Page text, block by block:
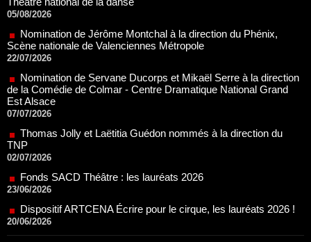
Nomination de Servane Ducorps et Mikaël Serre à la direction
Est Alsace
07/07/2026
TNP
02/07/2026
Fonds SACD Théâtre : les lauréats 2026
Dispositif ARTCENA Écrire pour le cirque, les lauréats 2026 !
20/06/2026
Le palmarès des prix SACD 2026
18/06/2026
Les 10 lauréats du Fonds Grandes Formes Théâtre 2026
SACD
13/06/2026